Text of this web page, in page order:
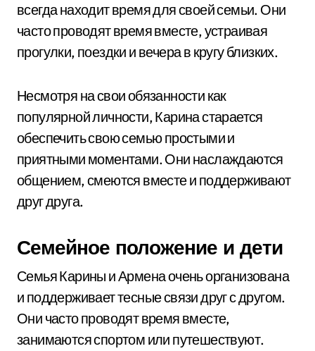
всегда находит время для своей семьи. Они
часто проводят время вместе, устраивая
прогулки, поездки и вечера в кругу близких.
Несмотря на свои обязанности как
популярной личности, Карина старается
обеспечить свою семью простыми и
приятными моментами. Они наслаждаются
общением, смеются вместе и поддерживают
друг друга.
Семейное положение и дети
Семья Карины и Армена очень организована
и поддерживает тесные связи друг с другом.
Они часто проводят время вместе,
занимаются спортом или путешествуют.